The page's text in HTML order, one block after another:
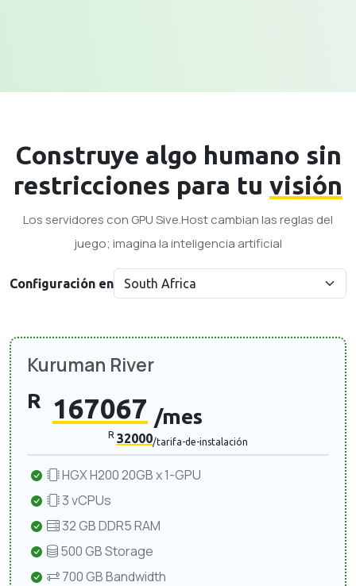
Construye algo humano sin
restricciones para tu visión
Los servidores con GPU Sive.Host cambian las reglas del
juego; imagina la inteligencia artificial
Configuración en
Kuruman River
R 167067 /mes
R 32000/tarifa-de-instalación
HGX H200 20GB x 1-GPU
3 vCPUs
32 GB DDR5 RAM
500 GB Storage
700 GB Bandwidth